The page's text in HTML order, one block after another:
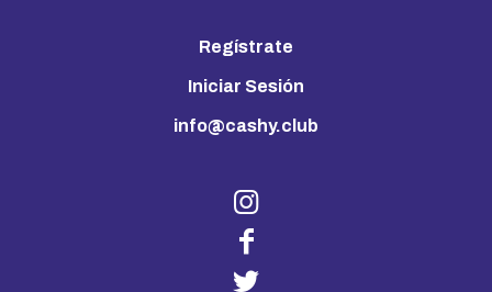
Regístrate
Iniciar Sesión
info@cashy.club